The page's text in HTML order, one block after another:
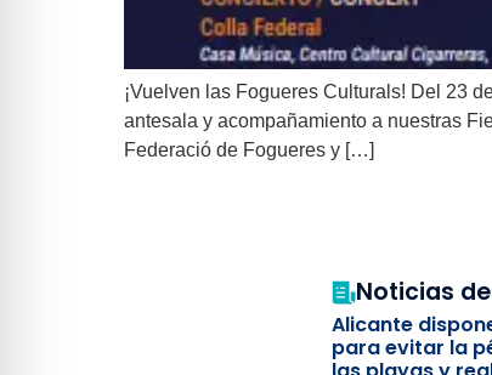
¡Vuelven las Fogueres Culturals! Del 23
antesala y acompañamiento a nuestras
Federació de Fogueres y […]
Noticias
Alicante
para evitar la